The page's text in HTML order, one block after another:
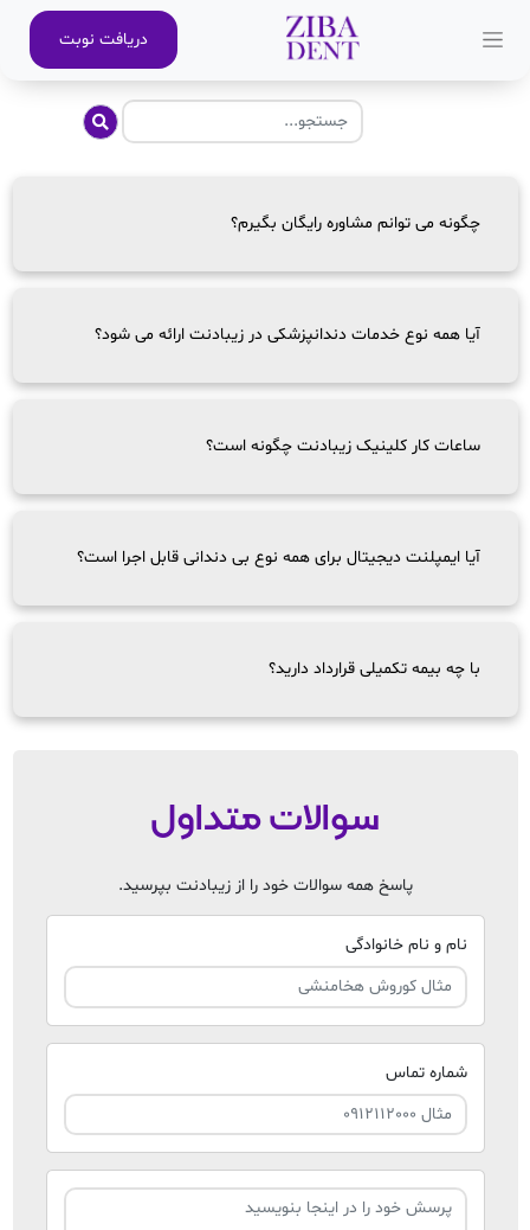
دریافت نوبت
چگونه می توانم مشاوره رایگان بگیرم؟
آیا همه نوع خدمات دندانپزشکی در زیبادنت ارائه می شود؟
ساعات کار کلینیک زیبادنت چگونه است؟
آیا ایمپلنت دیجیتال برای همه نوع بی دندانی قابل اجرا است؟
با چه بیمه تکمیلی قرارداد دارید؟
سوالات متداول
پاسخ همه سوالات خود را از زیبادنت بپرسید.
نام و نام خانوادگی
شماره تماس